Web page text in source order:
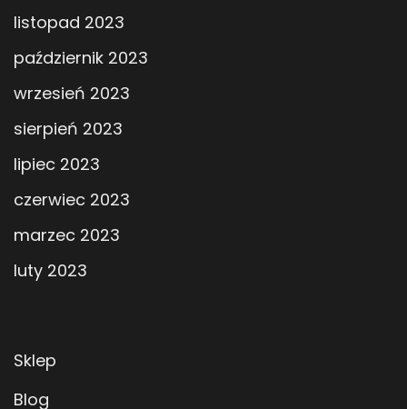
listopad 2023
październik 2023
wrzesień 2023
sierpień 2023
lipiec 2023
czerwiec 2023
marzec 2023
luty 2023
Sklep
Blog